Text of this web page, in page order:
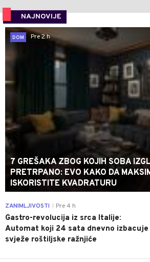
NAJNOVIJE
DOM
Pre 2 h
7 GREŠAKA ZBOG KOJIH SOBA
PRETRPANO: EVO KAKO DA
ISKORISTITE KVADRATURU
ZANIMLJIVOSTI Pre 4 h
Gastro-revolucija iz srca Italije:
Automat koji 24 sata dnevno izbacuje
svježe roštiljske ražnjiće